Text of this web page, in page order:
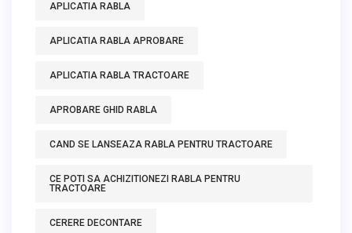
APLICATIA RABLA
APLICATIA RABLA APROBARE
APLICATIA RABLA TRACTOARE
APROBARE GHID RABLA
CAND SE LANSEAZA RABLA PENTRU TRACTOARE
CE POTI SA ACHIZITIONEZI RABLA PENTRU
TRACTOARE
CERERE DECONTARE